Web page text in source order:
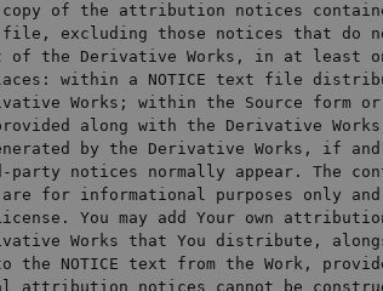
of the
file , excluding those notices that do
of the Derivative Works, in at least
within a NOTICE text file
Works; within the Source form or
along with the Derivative
by the Derivative Works, if
and
are for informational purposes only and
You may add
Your own
the NOTICE text from the Work,